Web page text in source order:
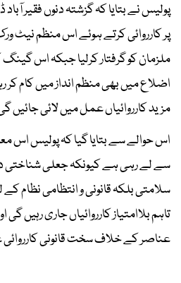
پولیس نے بتایا کہ گزشتہ دنوں فقیر
پر کارروائی کرتے ہوئے اس منظم نیٹ
ملزمان کو گرفتار کرلیا جبکہ اس
اضلاع میں بھی منظم انداز میں کام
مزید کارروائیاں عمل میں لائی جائیں
اس حوالے سے بتایا گیا کہ پولیس اس
سے لے رہی ہے کیونکہ جعلی شناختی
سلامتی بلکہ قانونی و انتظامی نظام
تاہم بلاامتیاز کارروائیاں جاری رہیں
عناصر کے خلاف سخت قانونی